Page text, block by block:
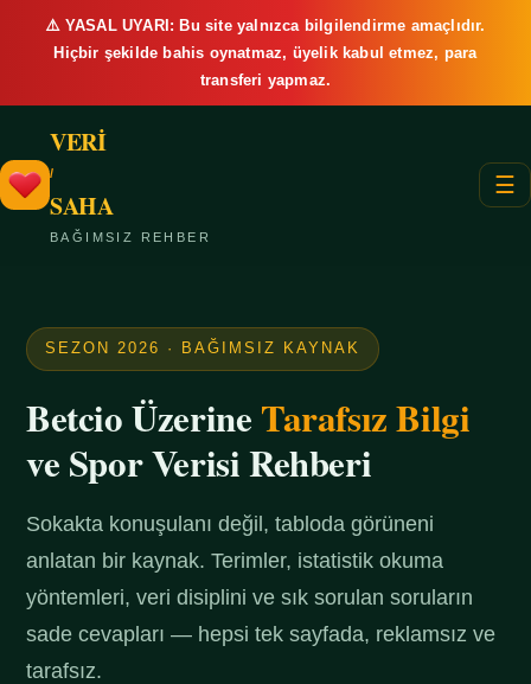
⚠️ YASAL UYARI: Bu site yalnızca bilgilendirme amaçlıdır.
Hiçbir şekilde bahis oynatmaz, üyelik kabul etmez, para
transferi yapmaz.
VERİ
/
SAHA
BAĞIMSIZ REHBER
☰
SEZON 2026 · BAĞIMSIZ KAYNAK
Betcio ÜzerineTarafsız Bilgi
ve Spor Verisi Rehberi
Sokakta konuşulanı değil, tabloda görüneni
anlatan bir kaynak. Terimler, istatistik okuma
yöntemleri, veri disiplini ve sık sorulan soruların
sade cevapları — hepsi tek sayfada, reklamsız ve
tarafsız.